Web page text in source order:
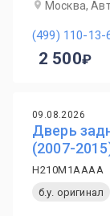
Москва,
(499) 110-13-
2 500
09.08.2026
Дверь
(2007-
H210M1AAAA
б.у. оригинал